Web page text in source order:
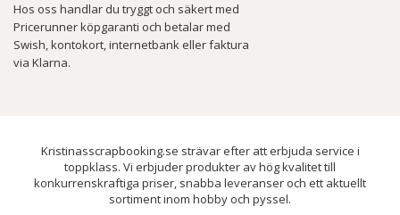
Hos oss handlar du tryggt och säkert med
Pricerunner köpgaranti och betalar med
Swish, kontokort, internetbank eller faktura
via Klarna.
Kristinasscrapbooking.se strävar efter att erbjuda service i
toppklass. Vi erbjuder produkter av hög kvalitet till
konkurrenskraftiga priser, snabba leveranser och ett aktuellt
sortiment inom hobby och pyssel.